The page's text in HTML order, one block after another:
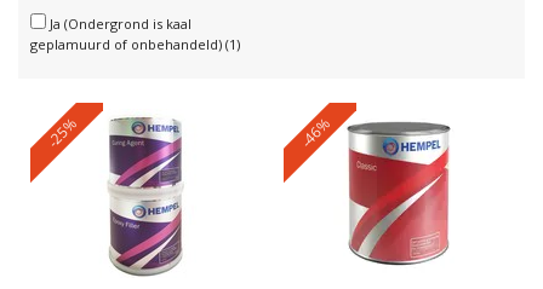
Ja (Ondergrond is kaal
geplamuurd of onbehandeld) (1)
-25% -46%